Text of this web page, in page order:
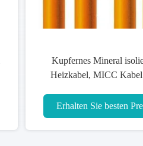
Kupfernes Mineral
Heizkabel, MICC
Erhalten Sie besten